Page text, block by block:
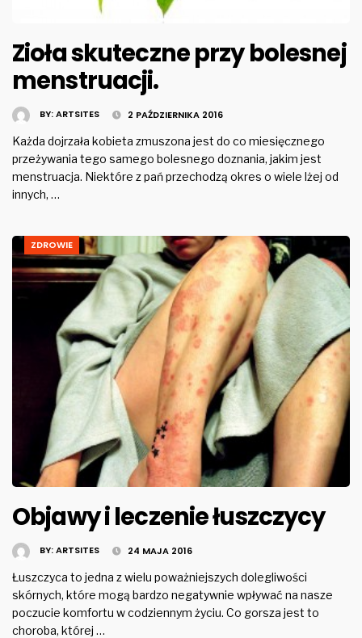
Zioła skuteczne przy bolesnej
menstruacji.
BY:ARTSITES 2 PAŹDZIERNIKA 2016
Każda dojrzała kobieta zmuszona jest do co miesięcznego
przeżywania tego samego bolesnego doznania, jakim jest
menstruacja. Niektóre z pań przechodzą okres o wiele lżej od
innych, …
ZDROWIE
Objawy i leczenie łuszczycy
BY:ARTSITES 24 MAJA 2016
Łuszczyca to jedna z wielu poważniejszych dolegliwości
skórnych, które mogą bardzo negatywnie wpływać na nasze
poczucie komfortu w codziennym życiu. Co gorsza jest to
choroba, której …